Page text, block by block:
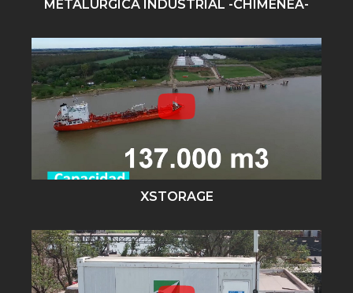
METALURGICA INDUSTRIAL -CHIMENEA-
XSTORAGE